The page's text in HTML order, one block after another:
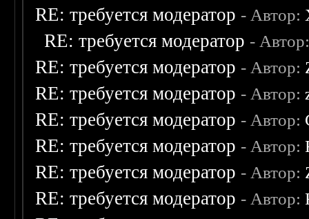
RE: требуется модератор - Автор:
RE: требуется модератор -
RE: требуется модератор - Автор:
RE: требуется модератор - Автор:
RE: требуется модератор - Автор:
RE: требуется модератор - Автор:
RE: требуется модератор - Автор:
RE: требуется модератор - Автор: